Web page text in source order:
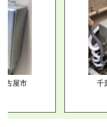
市 千葉